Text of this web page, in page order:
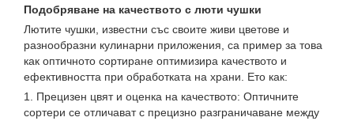
Подобряване на качеството с люти чушки
Лютите чушки, известни със своите живи цветове и
разнообразни кулинарни приложения, са пример за това
как оптичното сортиране оптимизира качеството и
ефективността при обработката на храни. Ето как:
1. Прецизен цвят и оценка на качеството: Оптичните
сортери се отличават с прецизно разграничаване между